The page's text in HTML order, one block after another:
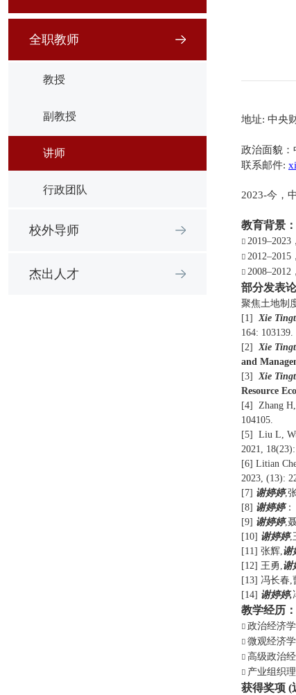
全职教师
教授
副教授
讲师
行政团队
校外导师
杰出人才
地址: 中央
政治面貌：
联系邮件:
2023-今，
教育背景：
2019–2023
2012–2015
2008–2012
部分发表
聚焦土地制
[1] Xie
164: 103139.
[2] Xie
and
[3] Xie
Resource
[4]  Zhang
104105.
[5]  Liu L,
2021,
[6] Litian
2023, (13):
[7] 谢婷婷,
[8] 谢婷婷：
[9] 谢婷婷,
[10] 谢婷婷,
[11] 张辉,谢
[12] 王勇,谢
[13] 冯长春,
[14] 谢婷婷,
教学经历 ：
政治经济学
微观经济学
高级政治经
产业组织
获得奖项 (